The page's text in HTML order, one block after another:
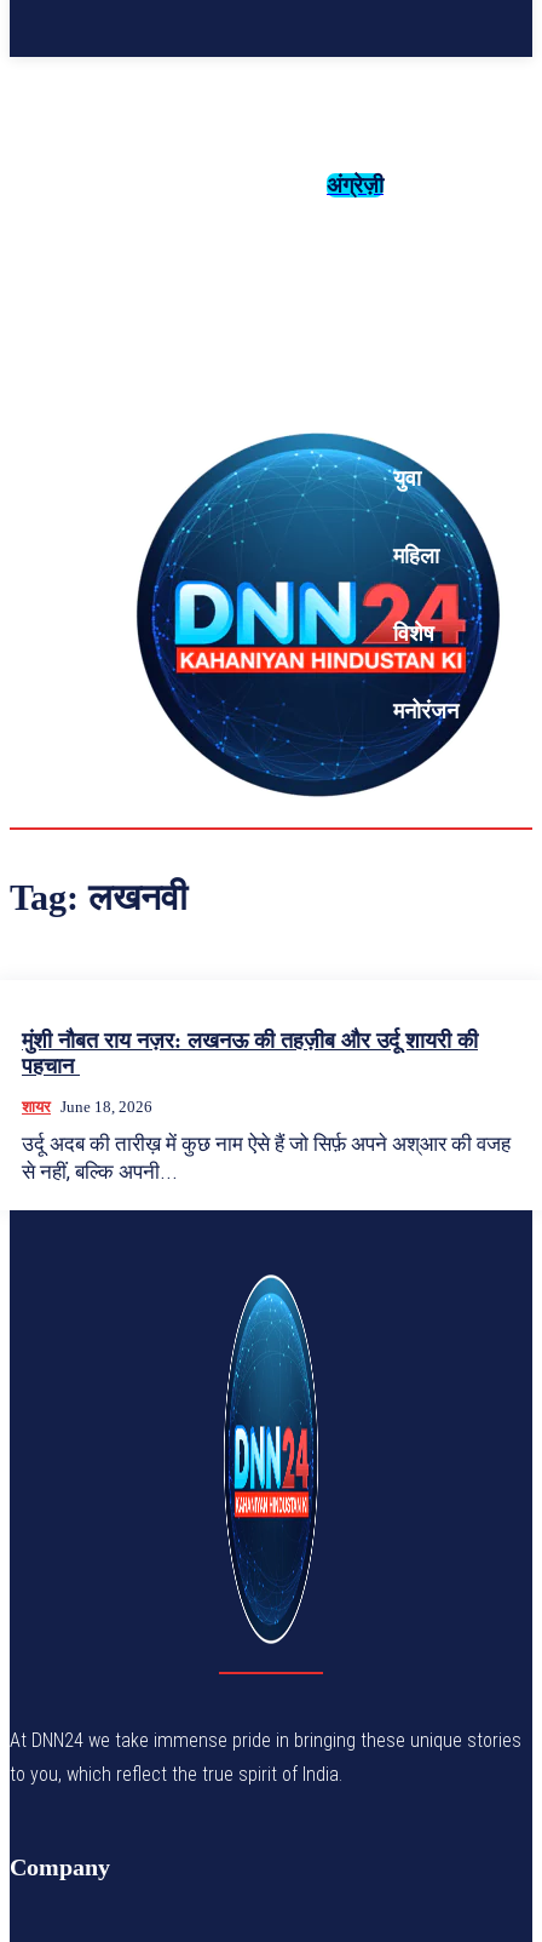
अंग्रेज़ी
युवा
महिला
विशेष
मनोरंजन
Tag:लखनवी
मुंशी नौबत राय नज़र: लखनऊ की तहज़ीब और उर्दू शायरी की
पहचान
शायर June 18, 2026
उर्दू अदब की तारीख़ में कुछ नाम ऐसे हैं जो सिर्फ़ अपने अश्आर की वजह
से नहीं, बल्कि अपनी...
At DNN24 we take immense pride in bringing these unique stories
to you, which reflect the true spirit of India.
Company